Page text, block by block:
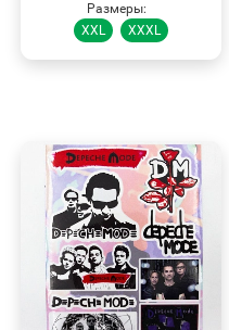
Размеры:
XXL
XXXL